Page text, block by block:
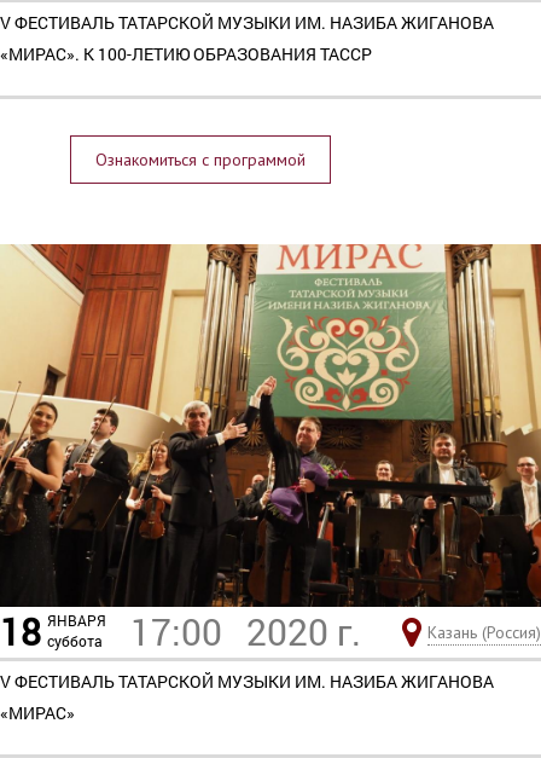
V ФЕСТИВАЛЬ ТАТАРСКОЙ МУЗЫКИ ИМ. НАЗИБА ЖИГАНОВА
«МИРАС». К 100-ЛЕТИЮ ОБРАЗОВАНИЯ ТАССР
Ознакомиться с программой
18 ЯНВАРЯ
суббота
17:00 2020 г. Казань (Россия)
V ФЕСТИВАЛЬ ТАТАРСКОЙ МУЗЫКИ ИМ. НАЗИБА ЖИГАНОВА
«МИРАС»